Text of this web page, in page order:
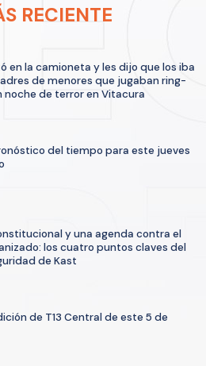
RECIENTE
en la camioneta y les dijo que los iba
de menores que jugaban ring-
noche de terror en Vitacura
del tiempo para este jueves
y una agenda contra el
los cuatro puntos claves del
de Kast
de T13 Central de este 5 de